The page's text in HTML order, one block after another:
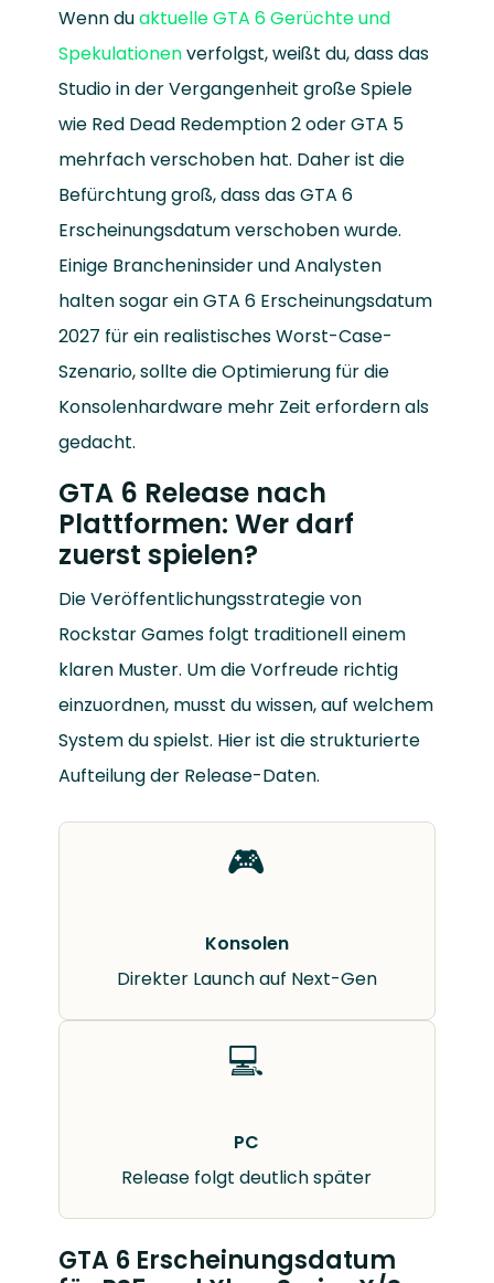
Wenn duaktuelle GTA 6 Gerüchte und
Spekulationenverfolgst, weißt du, dass das
Studio in der Vergangenheit große Spiele
wie Red Dead Redemption 2 oder GTA 5
mehrfach verschoben hat. Daher ist die
Befürchtung groß, dass das GTA 6
Erscheinungsdatum verschoben wurde.
Einige Brancheninsider und Analysten
halten sogar ein GTA 6 Erscheinungsdatum
2027 für ein realistisches Worst-Case-
Szenario, sollte die Optimierung für die
Konsolenhardware mehr Zeit erfordern als
gedacht.
GTA 6 Release nach
Plattformen: Wer darf
zuerst spielen?
Die Veröffentlichungsstrategie von
Rockstar Games folgt traditionell einem
klaren Muster. Um die Vorfreude richtig
einzuordnen, musst du wissen, auf welchem
System du spielst. Hier ist die strukturierte
Aufteilung der Release-Daten.
🎮
Konsolen
Direkter Launch auf Next-Gen
💻
PC
Release folgt deutlich später
GTA 6 Erscheinungsdatum